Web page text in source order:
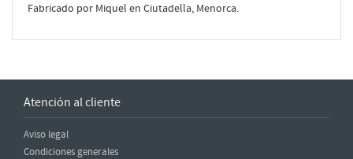
Fabricado por Miquel en Ciutadella, Menorca.
Atención al cliente
Aviso legal
Condiciones generales